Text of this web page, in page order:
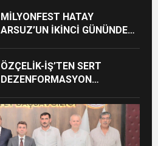
MİLYONFEST HATAY
ARSUZ’UN İKİNCİ GÜNÜNDE
ÖZÇELİK-İŞ’TEN SERT
DEZENFORMASYON
CEZAİ SÜREÇ BAŞLATILDI”